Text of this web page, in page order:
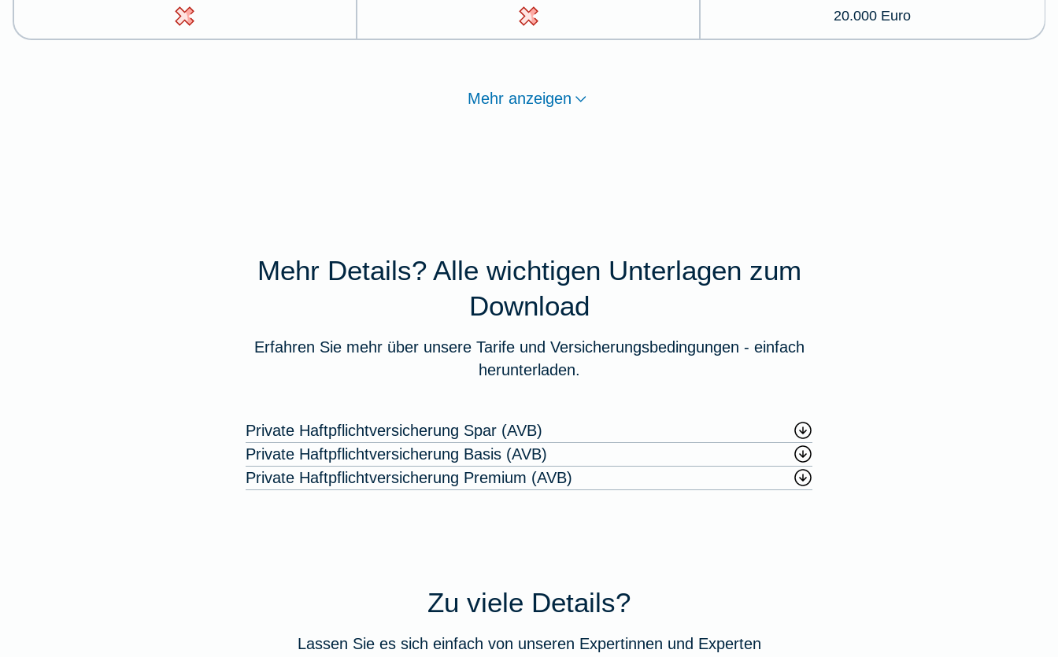
20.000 Euro
Mehr anzeigen
Mehr Details? Alle wichtigen Unterlagen zum
Download
Erfahren Sie mehr über unsere Tarife und Versicherungsbedingungen - einfach
herunterladen.
Private Haftpflichtversicherung Spar (AVB)
Private Haftpflichtversicherung Basis (AVB)
Private Haftpflichtversicherung Premium (AVB)
Zu viele Details?
Lassen Sie es sich einfach von unseren Expertinnen und Experten